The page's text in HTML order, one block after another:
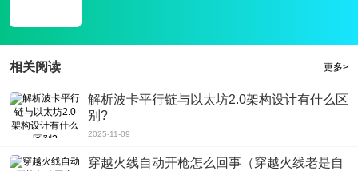
3、不断缩小的安全区、激烈的竞争区和冷静的操作，随时与队友一起调整阵型
游戏评测
的力量，用一个键切换更多的敌人，并顺利打击，你会遇到各种各样的对手。有
时候，因为不同的声音交流，指挥官打不起，但每个人都以超强的力量取胜。
相关阅读 更多>
解析波卡平行链与以太坊2.0架构设计有什么区
别?
2025-11-09
穿越火线自动开枪怎么回事（穿越火线老是自